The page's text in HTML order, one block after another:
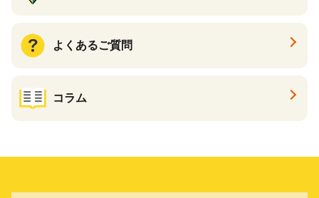
よくあるご質問
コラム